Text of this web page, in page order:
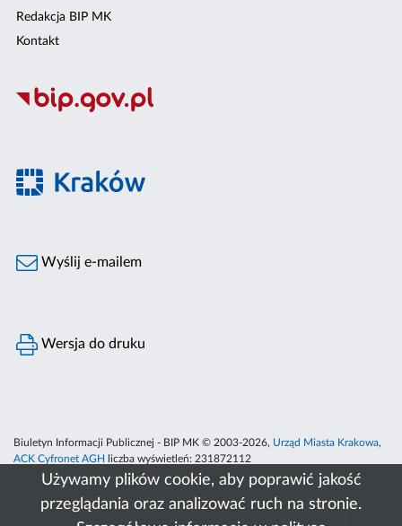
Używamy plików cookie, aby poprawić jakość
przeglądania oraz analizować ruch na stronie.
Redakcja BIP MK
Kontakt
Wyślij e-mailem
Wersja do druku
Biuletyn Informacji Publicznej - BIP MK © 2003-2026, Urząd Miasta Krakowa,
ACK Cyfronet AGH
liczba wyświetleń: 231872112